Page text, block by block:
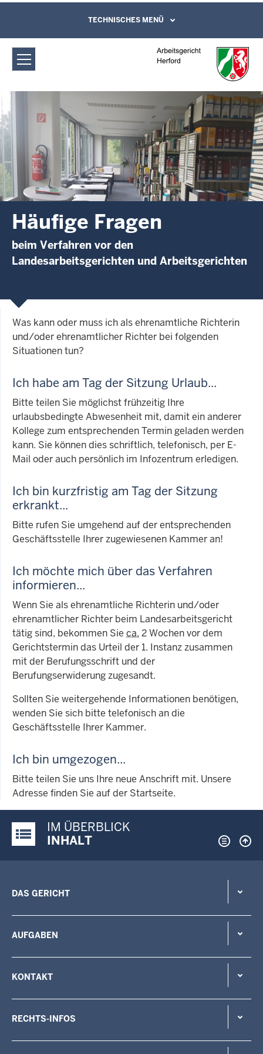
Arbeitsgericht Herford: Häufige Fragen
Direkt zum Inhalt
Leichte Sprache, Gebärdensprachenvideo
und Kontaktformular
TECHNISCHES MENÜ
Häufige Fragen
beim Verfahren vor den
Landesarbeitsgerichten und Arbeitsgerichten
Was kann oder muss ich als ehrenamtliche Richterin
und/oder ehrenamtlicher Richter bei folgenden
Situationen tun?
Ich habe am Tag der Sitzung Urlaub...
Bitte teilen Sie möglichst frühzeitig Ihre
urlaubsbedingte Abwesenheit mit, damit ein anderer
Kollege zum entsprechenden Termin geladen werden
kann. Sie können dies schriftlich, telefonisch, per E-
Mail oder auch persönlich im Infozentrum erledigen.
Ich bin kurzfristig am Tag der Sitzung
erkrankt...
Bitte rufen Sie umgehend auf der entsprechenden
Geschäftsstelle Ihrer zugewiesenen Kammer an!
Ich möchte mich über das Verfahren
informieren...
Wenn Sie als ehrenamtliche Richterin und/oder
ehrenamtlicher Richter beim Landesarbeitsgericht
tätig sind, bekommen Sie ca. 2 Wochen vor dem
Gerichtstermin das Urteil der 1. Instanz zusammen
mit der Berufungsschrift und der
Berufungserwiderung zugesandt.
Sollten Sie weitergehende Informationen benötigen,
wenden Sie sich bitte telefonisch an die
Geschäftsstelle Ihrer Kammer.
Ich bin umgezogen...
Bitte teilen Sie uns Ihre neue Anschrift mit. Unsere
Adresse finden Sie auf der Startseite.
Justiz-Portal im Überblick:
IM ÜBERBLICK
INHALT
DAS GERICHT
AUFGABEN
KONTAKT
RECHTS-INFOS